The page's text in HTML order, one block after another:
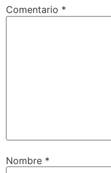
Comentario *
Nombre *